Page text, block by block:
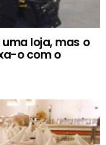
loja, mas o
o com o